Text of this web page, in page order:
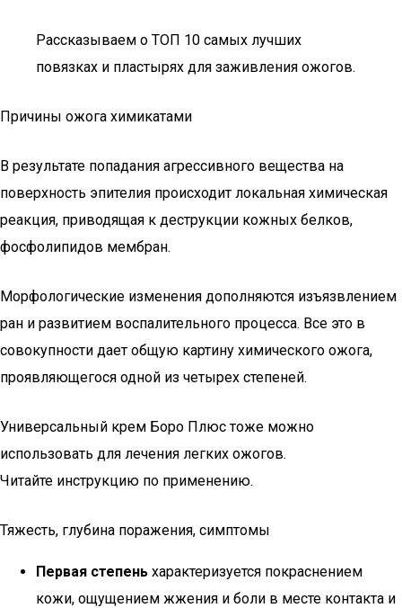
Рассказываем о ТОП 10 самых лучших
повязках и пластырях для заживления ожогов.
Причины ожога химикатами
В результате попадания агрессивного вещества на
поверхность эпителия происходит локальная химическая
реакция, приводящая к деструкции кожных белков,
фосфолипидов мембран.
Морфологические изменения дополняются изъязвлением
ран и развитием воспалительного процесса. Все это в
совокупности дает общую картину химического ожога,
проявляющегося одной из четырех степеней.
Универсальный крем Боро Плюс тоже можно
использовать для лечения легких ожогов.
Читайте инструкцию по применению.
Тяжесть, глубина поражения, симптомы
Первая степень характеризуется покраснением
кожи, ощущением жжения и боли в месте контакта и